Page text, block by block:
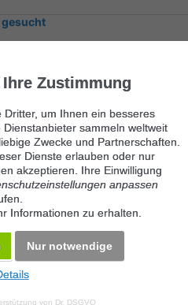
gesucht
Zustimmung
um Ihnen ein besseres
sammeln weltweit
Zwecke und Partnerschaften.
Dienste erlauben oder nur
akzeptieren. Ihre Einwilligung
anpassen
Informationen zu erhalten.
Nur notwendige
von Dr. DSGVO